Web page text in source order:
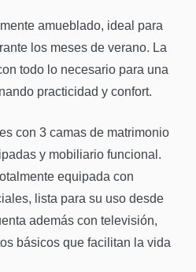
amueblado, ideal para
los meses de verano. La
todo lo necesario para una
practicidad y confort.
con 3 camas de matrimonio
y mobiliario funcional.
equipada con
lista para su uso desde
además con televisión,
básicos que facilitan la vida